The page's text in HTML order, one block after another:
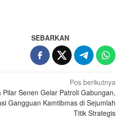
SEBARKAN
Pos berikutnya
Pilar Senen Gelar Patroli Gabungan,
Gangguan Kamtibmas di Sejumlah
Titik Strategis